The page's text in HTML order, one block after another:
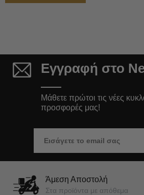
Εγγραφή στο
Μάθετε πρώτοι τις νέες
προσφορές μας!
Άμεση Αποστολή
Στα προϊόντα με απόθεμα